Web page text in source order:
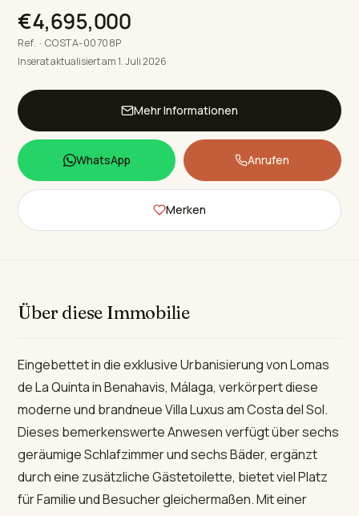
€4,695,000
Ref. · COSTA-00708P
Inserat aktualisiert am 1. Juli 2026
Mehr Informationen
WhatsApp Anrufen
Merken
Über diese Immobilie
Eingebettet in die exklusive Urbanisierung von Lomas
de La Quinta in Benahavis, Málaga, verkörpert diese
moderne und brandneue Villa Luxus am Costa del Sol.
Dieses bemerkenswerte Anwesen verfügt über sechs
geräumige Schlafzimmer und sechs Bäder, ergänzt
durch eine zusätzliche Gästetoilette, bietet viel Platz
für Familie und Besucher gleichermaßen. Mit einer